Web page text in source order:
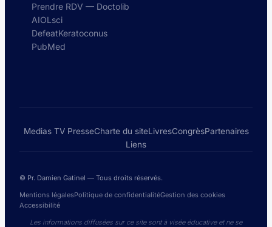
Prendre RDV — Doctolib
AIOLsci
DefeatKeratoconus
PubMed
Medias TV PresseCharte du siteLivresCongrèsPartenaires
Liens
© Pr. Damien Gatinel — Tous droits réservés.
Mentions légalesPolitique de confidentialitéGestion des cookies
Accessibilité
Les informations diffusées sur ce site sont à visée éducative et ne se